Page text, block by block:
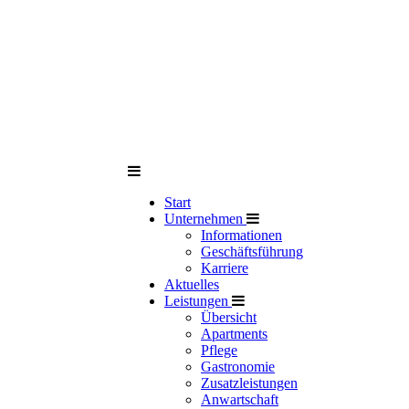
Start
Unternehmen
Informationen
Geschäftsführung
Karriere
Aktuelles
Leistungen
Übersicht
Apartments
Pflege
Gastronomie
Zusatzleistungen
Anwartschaft